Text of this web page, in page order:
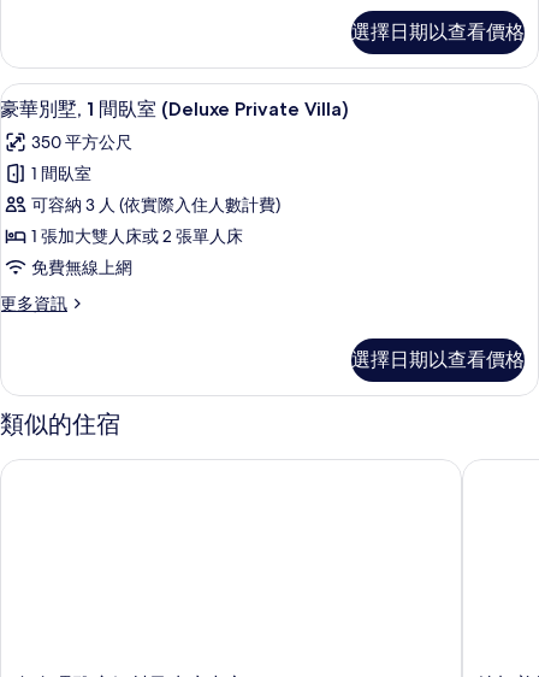
室,
私
人
泳
池
(Private
Villa)
的
所
片
別
墅,
1
臥
室,
私
人
泳
池
(Private
Villa)
選擇日期以查看價格
顯
示
豪
華
別
墅,
間
室
(Deluxe
Private
Villa)
24
豪華別墅, 1 間臥室 (Deluxe Private Villa)
350 平方公尺
1 間臥室
可容納 3 人 (依實際入住人數計費)
1 張加大雙人床或 2 張單人床
免費無線上網
更多資訊
更
別
墅,
1
臥
選擇日期以查看價格
類似的住宿
烏布瑪雅度假村及水療中心 特加普